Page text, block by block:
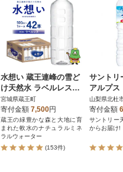
水想い 蔵王連峰の雪ど
け天然水 ラベルレス
500ml×42本 【04301-0
732】
宮城県蔵王町
寄付金額 7,500円
蔵王の緑豊かな森と大地に育
まれた軟水のナチュラルミネ
ラルウォーター
(153件)
サント
アルプ
ットボト
山梨県北杜
寄付金額
サントリー
からお届け!